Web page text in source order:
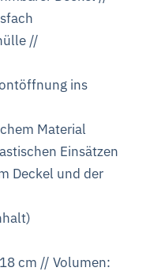
//
ins
Material
Einsätzen
Deckel und der
cm // Volumen: